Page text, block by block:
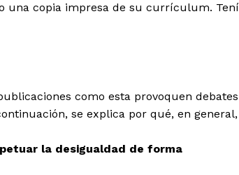
una copia impresa de su currículum.
como esta provoquen debates
se explica por qué, en general,
la desigualdad de forma